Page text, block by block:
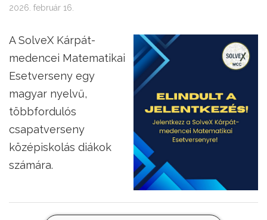
2026. február 16.
A SolveX Kárpát-
medencei Matematikai
Esetverseny egy
magyar nyelvű,
többfordulós
csapatverseny
középiskolás diákok
számára.